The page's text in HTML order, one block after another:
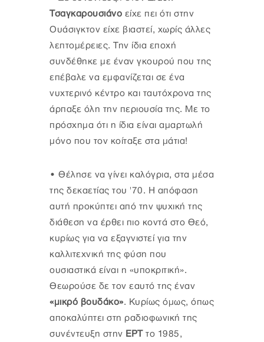
Τσαγκαρουσιάνο είχε πει ότι στην
Ουάσιγκτον είχε βιαστεί, χωρίς άλλες
λεπτομέρειες. Την ίδια εποχή
συνδέθηκε με έναν γκουρού που της
επέβαλε να εμφανίζεται σε ένα
νυχτερινό κέντρο και ταυτόχρονα της
άρπαξε όλη την περιουσία της. Με το
πρόσχημα ότι η ίδια είναι αμαρτωλή
μόνο που τον κοίταξε στα μάτια!
• Θέλησε να γίνει καλόγρια, στα μέσα
της δεκαετίας του '70. Η απόφαση
αυτή προκύπτει από την ψυχική της
διάθεση να έρθει πιο κοντά στο Θεό,
κυρίως για να εξαγνιστεί για την
καλλιτεχνική της φύση που
ουσιαστικά είναι η «υποκριτική».
Θεωρούσε δε τον εαυτό της έναν
«μικρό βουδάκο». Κυρίως όμως, όπως
αποκαλύπτει στη ραδιοφωνική της
συνέντευξη στην ΕΡΤτο 1985,